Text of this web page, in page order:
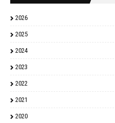
2026
2025
2024
2023
2022
2021
2020